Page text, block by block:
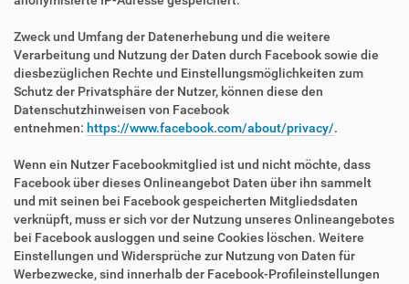
Zweck und Umfang der Datenerhebung und die weitere
Verarbeitung und Nutzung der Daten durch Facebook sowie die
diesbezüglichen Rechte und Einstellungsmöglichkeiten zum
Schutz der Privatsphäre der Nutzer, können diese den
Datenschutzhinweisen von Facebook
entnehmen: https://www.facebook.com/about/privacy/.
Wenn ein Nutzer Facebookmitglied ist und nicht möchte, dass
Facebook über dieses Onlineangebot Daten über ihn sammelt
und mit seinen bei Facebook gespeicherten Mitgliedsdaten
verknüpft, muss er sich vor der Nutzung unseres Onlineangebotes
bei Facebook ausloggen und seine Cookies löschen. Weitere
Einstellungen und Widersprüche zur Nutzung von Daten für
Werbezwecke, sind innerhalb der Facebook-Profileinstellungen